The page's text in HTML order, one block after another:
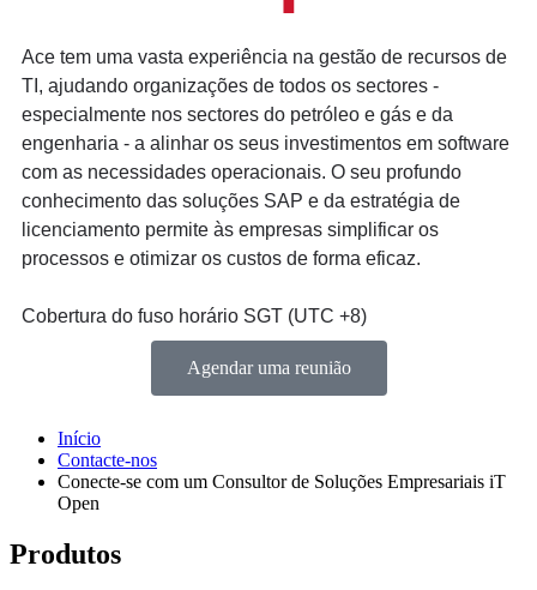
Ace tem uma vasta experiência na gestão de recursos de
TI, ajudando organizações de todos os sectores -
especialmente nos sectores do petróleo e gás e da
engenharia - a alinhar os seus investimentos em software
com as necessidades operacionais. O seu profundo
conhecimento das soluções SAP e da estratégia de
licenciamento permite às empresas simplificar os
processos e otimizar os custos de forma eficaz.
Cobertura do fuso horário SGT (UTC +8)
Agendar uma reunião
Início
Contacte-nos
Conecte-se com um Consultor de Soluções Empresariais iT
Open
Produtos